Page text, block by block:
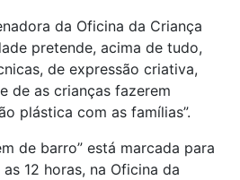
da Oficina da Criança
pretende, acima de tudo,
de expressão criativa,
de as crianças fazerem
plástica com as famílias”.
de barro” está marcada para
12 horas, na Oficina da